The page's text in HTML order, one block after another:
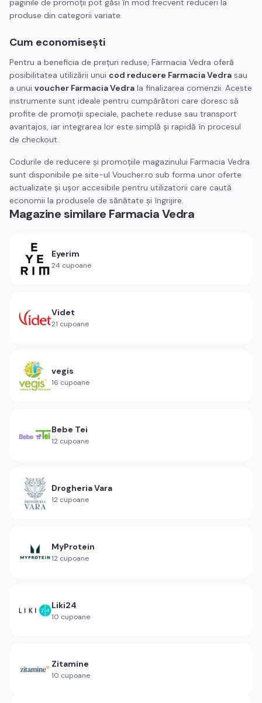
paginile de promoții pot găsi în mod frecvent reduceri la
produse din categorii variate.
Cum economisești
Pentru a beneficia de prețuri reduse, Farmacia Vedra oferă
posibilitatea utilizării unui cod reducere Farmacia Vedra sau
a unui voucher Farmacia Vedra la finalizarea comenzii. Aceste
instrumente sunt ideale pentru cumpărători care doresc să
profite de promoții speciale, pachete reduse sau transport
avantajos, iar integrarea lor este simplă și rapidă în procesul
de checkout.
Codurile de reducere și promoțiile magazinului Farmacia Vedra
sunt disponibile pe site-ul Voucher.ro sub forma unor oferte
actualizate și ușor accesibile pentru utilizatorii care caută
economii la produsele de sănătate și îngrijire.
Magazine similare Farmacia Vedra
Eyerim
24 cupoane
Videt
21 cupoane
vegis
16 cupoane
Bebe Tei
12 cupoane
Drogheria Vara
12 cupoane
MyProtein
12 cupoane
Liki24
10 cupoane
Zitamine
10 cupoane